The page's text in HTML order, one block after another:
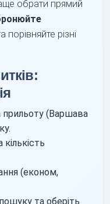
обрати прямий
різні
прильоту (Варшава
(економ,
та оберіть